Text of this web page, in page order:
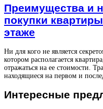
Преимущества и
покупки
этаже
Ни для кого не является
котором располагается
отражаться на ее стоимости.
находящиеся на первом и
Интересные